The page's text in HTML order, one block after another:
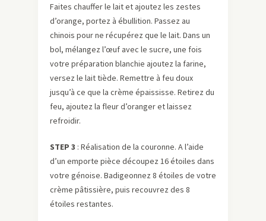
Faites chauffer le lait et ajoutez les zestes
d’orange, portez à ébullition. Passez au
chinois pour ne récupérez que le lait. Dans un
bol, mélangez l’œuf avec le sucre, une fois
votre préparation blanchie ajoutez la farine,
versez le lait tiède. Remettre à feu doux
jusqu’à ce que la crème épaississe. Retirez du
feu, ajoutez la fleur d’oranger et laissez
refroidir.
STEP 3 : Réalisation de la couronne. A l’aide
d’un emporte pièce découpez 16 étoiles dans
votre génoise. Badigeonnez 8 étoiles de votre
crème pâtissière, puis recouvrez des 8
étoiles restantes.